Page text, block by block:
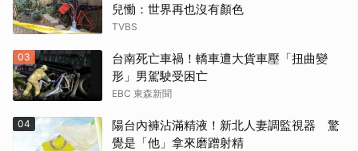
兒慟：世界再也沒有顏色
TVBS
03
台南死亡車禍！轎車遭大貨車壓「扭曲變
形」男駕駛受困亡
EBC 東森新聞
04
陽台內褲沾滿精液！新北人妻調監視器 驚
覺是「他」拿來磨蹭射精